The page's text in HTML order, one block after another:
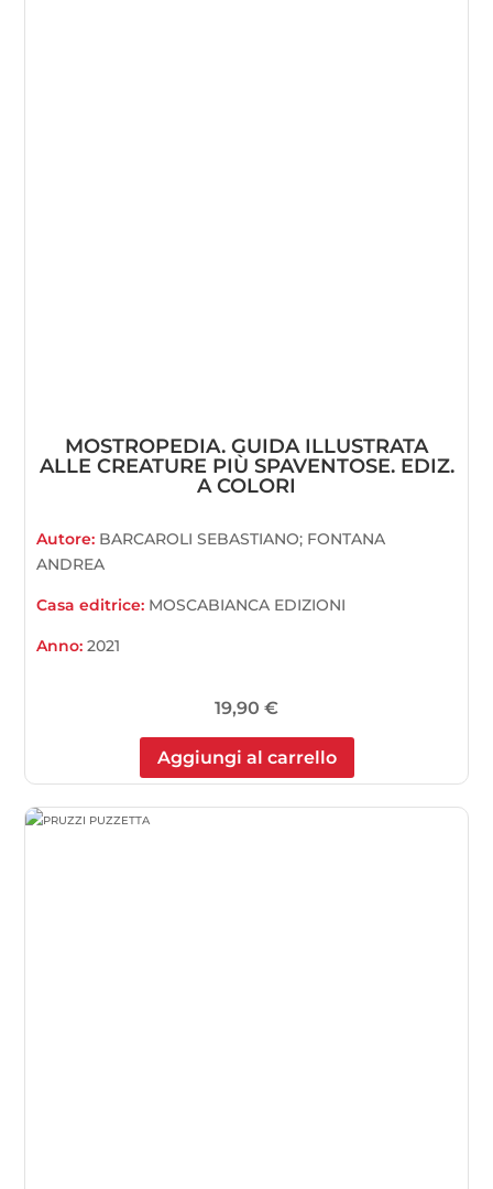
MOSTROPEDIA. GUIDA ILLUSTRATA
ALLE CREATURE PIÙ SPAVENTOSE. EDIZ.
A COLORI
Autore: BARCAROLI SEBASTIANO; FONTANA
ANDREA
Casa editrice: MOSCABIANCA EDIZIONI
Anno:2021
19,90 €
Aggiungi al carrello